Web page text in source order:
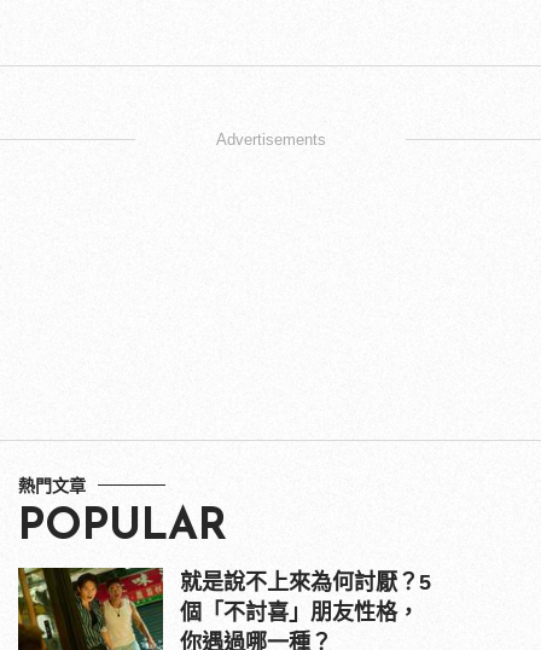
Advertisements
熱門文章
POPULAR
就是說不上來為何討厭？5
個「不討喜」朋友性格，
你遇過哪一種？